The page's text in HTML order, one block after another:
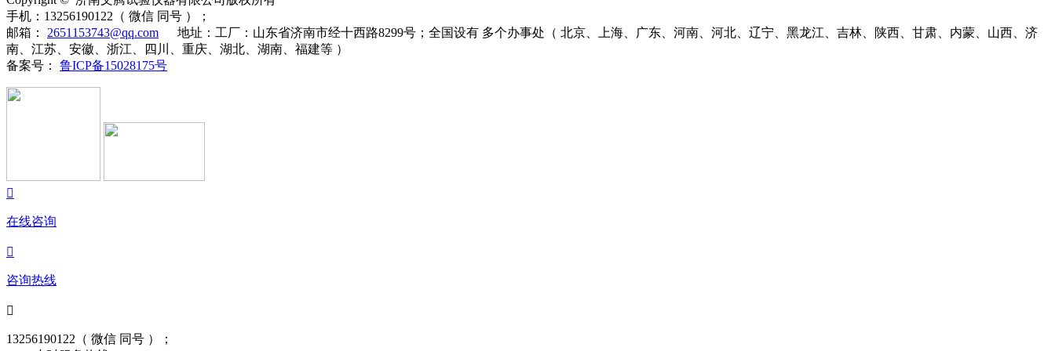
手机： 13256190122（ 微信 同号 ）；
邮箱： 2651153743@qq.com 地址： 工厂：山东省济南市经十西路8299号；全国设有 多个办事处（ 北京、上海、广东、河南、河北、辽宁、黑龙江、吉林、陕西、甘肃、内蒙、山西、济
南、江苏、安徽、浙江、四川、重庆、湖北、湖南、福建等 ）
备案号： 鲁ICP备15028175号

在线咨询

咨询热线

13256190122（ 微信 同号 ）；